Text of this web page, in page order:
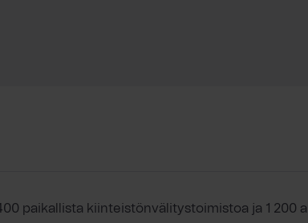
paikallista kiinteistönvälitystoimistoa ja 1 200